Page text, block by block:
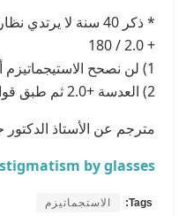
+ 2.0 / 180
1) لن نصحح الاستيجماتيزم أو 0.5 درجة كحد أقصى.
2) العدسة +2.0 ثم طبق قواعد طول النظر .
مترجم عن الأستاذ الدكتور
by glasses
Tags: الاستجماتيزم